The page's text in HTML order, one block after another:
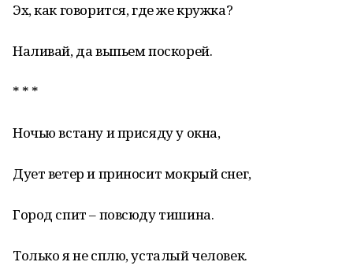
Эх, как говорится, где же кружка?
Наливай, да выпьем поскорей.
* * *
Ночью встану и присяду у окна,
Дует ветер и приносит мокрый снег,
Город спит – повсюду тишина.
Только я не сплю, усталый человек.